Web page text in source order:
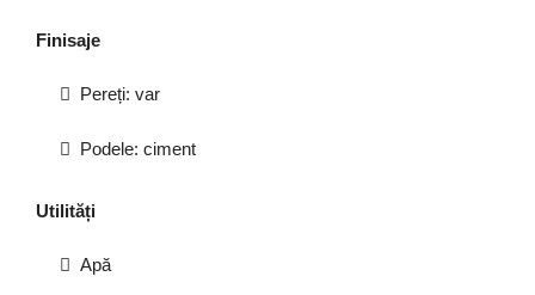
Finisaje
Pereți: var
Podele: ciment
Utilități
Apă